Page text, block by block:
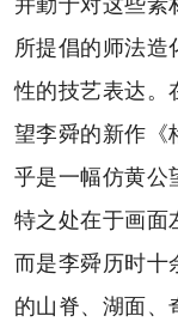
所提倡的师法造
性的技艺表达。
望李舜的新作
乎是一幅仿黄公
特之处在于画面
而是李舜历时十
的山脊、湖面、